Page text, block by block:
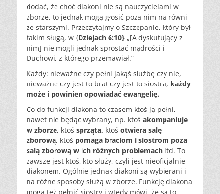
dodać, że choć diakoni nie są nauczycielami w
zborze, to jednak mogą głosić poza nim na równi
ze starszymi. Przeczytajmy o Szczepanie, który był
takim sługą, w {Dziejach 6:10} „[A dyskutujący z
nim] nie mogli jednak sprostać mądrości i
Duchowi, z którego przemawiał.”
Każdy: nieważne czy pełni jakąś służbę czy nie,
nieważne czy jest to brat czy jest to siostra, każdy
może i powinien opowiadać ewangelię.
Co do funkcji diakona to czasem ktoś ją pełni,
nawet nie będąc wybrany, np. ktoś akompaniuje
w zborze, ktoś sprząta, ktoś otwiera salę
zborową, ktoś pomaga braciom i siostrom poza
salą zborową w ich różnych problemach itd. To
zawsze jest ktoś, kto służy, czyli jest nieoficjalnie
diakonem. Ogólnie jednak diakoni są wybierani i
na różne sposoby służą w zborze. Funkcję diakona
mogą też pełnić siostry i wtedy mówi, że są to